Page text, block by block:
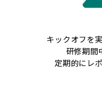
キックオフを
研修期間
定期的にレ